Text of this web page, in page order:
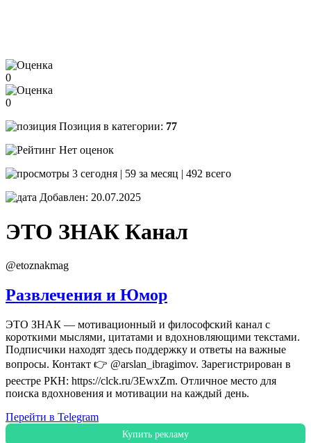
0
0
Позиция в категории: 77
Нет оценок
3 сегодня | 59 за месяц | 492 всего
Добавлен: 20.07.2025
ЭТО ЗНАК Канал
@etoznakmag
Развлечения и Юмор
ЭТО ЗНАК — мотивационный и философский канал с
короткими мыслями, цитатами и вдохновляющими текстами.
Подписчики находят здесь поддержку и ответы на важные
вопросы. Контакт 👉 @arslan_ibragimov. Зарегистрирован в
реестре РКН: https://clck.ru/3EwxZm. Отличное место для
поиска вдохновения и мотивации на каждый день.
Перейти в Telegram
Купить рекламу